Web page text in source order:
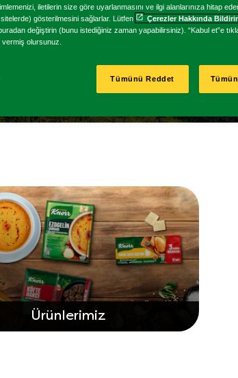
Ürünlerimiz
iletilerin size göre uyarlanmasını ve ilgi alanlarınıza hitap
gösterilmesini sağlarlar. Lütfen
Çerezler Hakkında
değiştirin (bunu istediğiniz zaman yapabilirsiniz). “Kabul et”e
vermiş olursunuz.
Tümünü Reddet